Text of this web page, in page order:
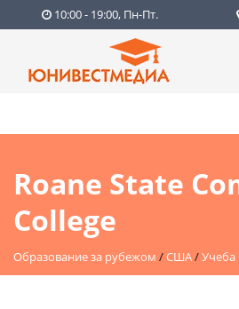
10:00 - 19:00, Пн-Пт.
Roane State
College
Образование за рубежом /США/Учеба